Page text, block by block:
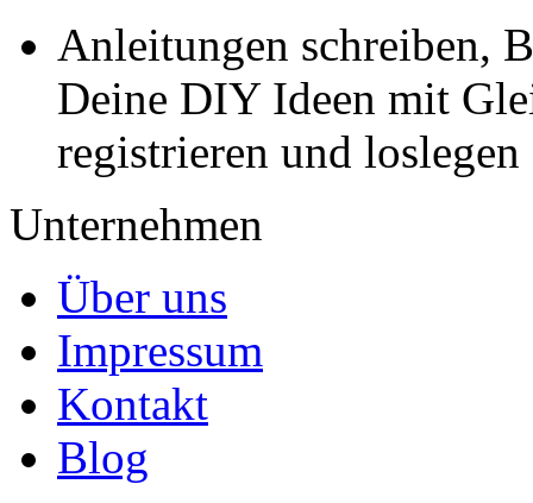
Anleitungen schreiben,
Deine DIY Ideen mit
registrieren und loslegen
Unternehmen
Über uns
Impressum
Kontakt
Blog